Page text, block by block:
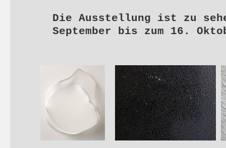
Die Ausstellung ist zu
September bis zum 16.